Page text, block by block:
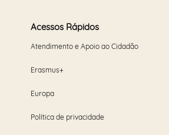
Acessos Rápidos
Atendimento e Apoio ao Cidadão
Erasmus+
Europa
Política de privacidade